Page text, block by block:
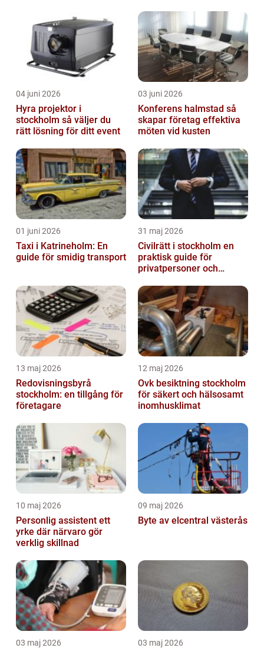
04 juni 2026
Hyra projektor i
stockholm så väljer du
rätt lösning för ditt event
03 juni 2026
Konferens halmstad så
skapar företag effektiva
möten vid kusten
01 juni 2026
Taxi i Katrineholm: En
guide för smidig transport
31 maj 2026
Civilrätt i stockholm en
praktisk guide för
privatpersoner och
13 maj 2026
Redovisningsbyrå
stockholm: en tillgång för
företagare
12 maj 2026
Ovk besiktning stockholm
för säkert och hälsosamt
inomhusklimat
10 maj 2026
Personlig assistent ett
yrke där närvaro gör
verklig skillnad
09 maj 2026
Byte av elcentral västerås
03 maj 2026 03 maj 2026